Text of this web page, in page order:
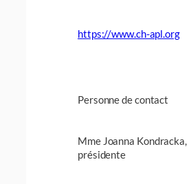
https://www.ch-apl.org
Personne de contact
Mme Joanna Kondracka,
présidente